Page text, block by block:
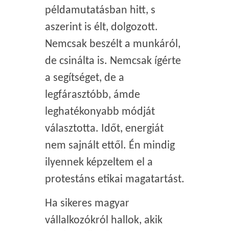
példamutatásban hitt, s
aszerint is élt, dolgozott.
Nemcsak beszélt a munkáról,
de csinálta is. Nemcsak ígérte
a segítséget, de a
legfárasztóbb, ámde
leghatékonyabb módját
választotta. Időt, energiát
nem sajnált ettől. Én mindig
ilyennek képzeltem el a
protestáns etikai magatartást.
Ha sikeres magyar
vállalkozókról hallok, akik